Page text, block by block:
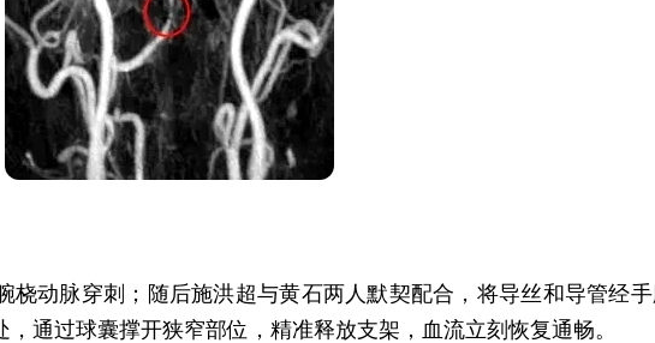
桡动脉穿刺；随后施洪超与黄石两人默契配合，将导丝和导管经
通过球囊撑开狭窄部位，精准释放支架，血流立刻恢复通畅。